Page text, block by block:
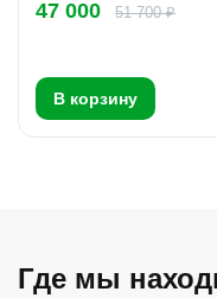
47 000 51 700 ₽
В корзину
Где мы